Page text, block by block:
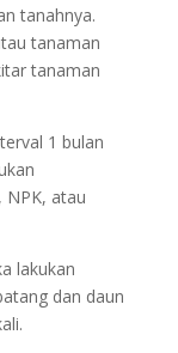
tanahnya.
tanaman
tanaman
1 bulan
NPK, atau
lakukan
dan daun